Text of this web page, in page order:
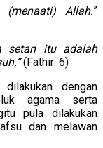
(menaati) Allah.”
setan itu adalah
(Fathir: 6)
dilakukan dengan
agama serta
pula dilakukan
dan melawan